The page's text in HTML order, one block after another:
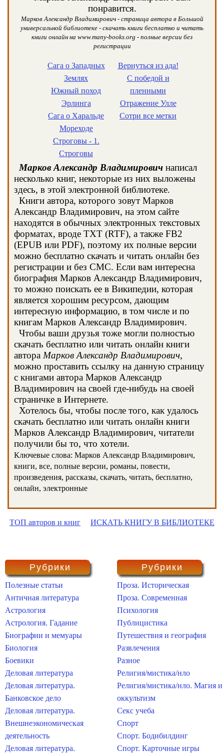
понравится.
Марков Александр Владимирович - страница автора в Большой
универсальной библиотеке - скачать книги бесплатно и читать
книги онлайн на www.many-books.org - полные версии без
регистрации
Сага о Западных
Землях
Южный поход
Эрлинга
Сага о Харальде
Мореходе
Строговы - 1.
Строговы
Вернуться из ада!
С победой и
пленными
Отражение Улле
Сотри все метки
Марков Александр Владимирович написал
несколько книг, некоторые из них выложены
здесь, в этой электронной библиотеке.
Книги автора, которого зовут Марков
Александр Владимирович, на этом сайте
находятся в обычных электронных текстовых
форматах, вроде TXT (RTF), а также FB2
(EPUB или PDF), поэтому их полные версии
можно бесплатно скачать и читать онлайн без
регистрации и без СМС. Если вам интересна
биография Марков Александр Владимирович,
то можно поискать ее в Википедии, которая
является хорошим ресурсом, дающим
интересную информацию, в том числе и по
книгам Марков Александр Владимирович.
Чтобы ваши друзья тоже могли полностью
скачать бесплатно или читать онлайн книги
автора Марков Александр Владимирович,
можно проставить ссылку на данную страницу
с книгами автора Марков Александр
Владимирович на своей где-нибудь на своей
страничке в Интернете.
Хотелось бы, чтобы после того, как удалось
скачать бесплатно или читать онлайн книги
Марков Александр Владимирович, читатели
получили бы то, что хотели.
Ключевые слова: Марков Александр Владимирович,
книги, все, полные версии, романы, повести,
произведения, рассказы, скачать, читать, бесплатно,
онлайн, электронные
ТОП авторов и книг ИСКАТЬ КНИГУ В БИБЛИОТЕКЕ
Рубрики
Полезные статьи
Античная литература
Астрология
Астрология. Гадание
Биографии и мемуары
Биология
Боевики
Деловая литература
Деловая литература.
Банковское дело
Деловая литература.
Внешнеэкономическая
деятельность
Деловая литература.
Рубрики
Проза. Историческая
Проза. Современная
Психология
Публицистика
Путешествия и география
Развлечения
Разное
Религия/мистика/нло
Религия/мистика/нло. Магия и
оккультизм
Секс учеба
Спорт
Спорт. Бодибилдинг
Спорт. Карточные игры